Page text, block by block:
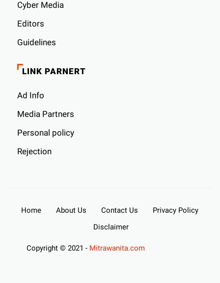
Cyber ​​Media
Editors
Guidelines
LINK PARNERT
Ad Info
Media Partners
Personal policy
Rejection
Home About Us Contact Us
Privacy Policy
Disclaimer
Copyright © 2021 - Mitrawanita.com